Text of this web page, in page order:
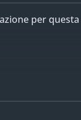
per